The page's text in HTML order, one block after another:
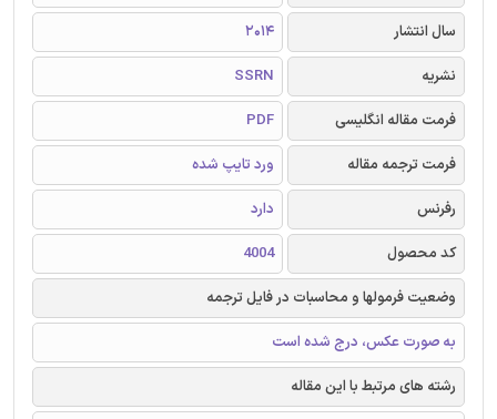
سال انتشار
2014
نشریه
SSRN
فرمت مقاله انگلیسی
PDF
فرمت ترجمه مقاله
ورد تایپ شده
رفرنس
دارد
کد محصول
4004
وضعیت فرمولها و محاسبات در فایل ترجمه
به صورت عکس، درج شده است
رشته های مرتبط با این مقاله